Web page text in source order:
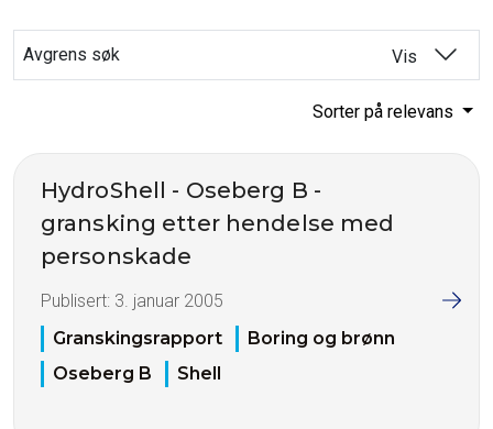
Avgrens søk Vis
Sorter på relevans
HydroShell - Oseberg B -
gransking etter hendelse med
personskade
Publisert: 3. januar 2005
Granskingsrapport
Boring og brønn
Oseberg B
Shell